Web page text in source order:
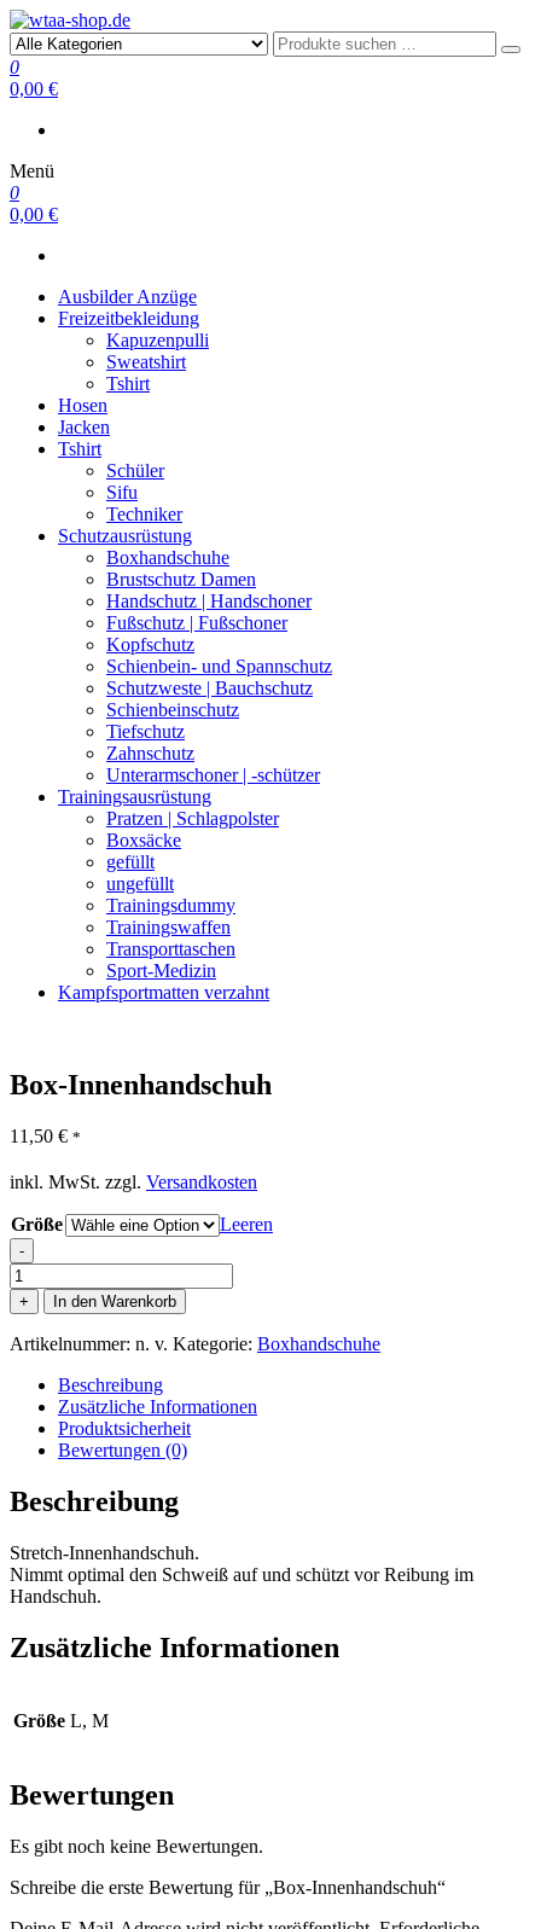
wtaa-shop.de
0
0,00 €
Menü
0
0,00 €
Ausbilder Anzüge
Freizeitbekleidung
Kapuzenpulli
Sweatshirt
Tshirt
Hosen
Jacken
Tshirt
Schüler
Sifu
Techniker
Schutzausrüstung
Boxhandschuhe
Brustschutz Damen
Handschutz | Handschoner
Fußschutz | Fußschoner
Kopfschutz
Schienbein- und Spannschutz
Schutzweste | Bauchschutz
Schienbeinschutz
Tiefschutz
Zahnschutz
Unterarmschoner | -schützer
Trainingsausrüstung
Pratzen | Schlagpolster
Boxsäcke
gefüllt
ungefüllt
Trainingsdummy
Trainingswaffen
Transporttaschen
Sport-Medizin
Kampfsportmatten verzahnt
Box-Innenhandschuh
11,50 € *
inkl. MwSt. zzgl. Versandkosten
Größe Leeren
-
Box-
Innenhandschuh
Menge
+ In den Warenkorb
Artikelnummer: n. v. Kategorie: Boxhandschuhe
Beschreibung
Zusätzliche Informationen
Produktsicherheit
Bewertungen (0)
Beschreibung
Stretch-Innenhandschuh.
Nimmt optimal den Schweiß auf und schützt vor Reibung im
Handschuh.
Zusätzliche Informationen
Größe L, M
Bewertungen
Es gibt noch keine Bewertungen.
Schreibe die erste Bewertung für „Box-Innenhandschuh“